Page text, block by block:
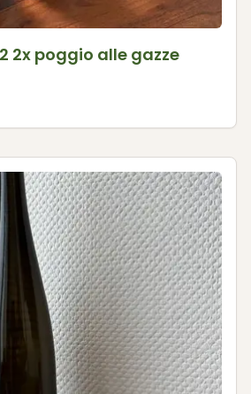
2x poggio alle gazze